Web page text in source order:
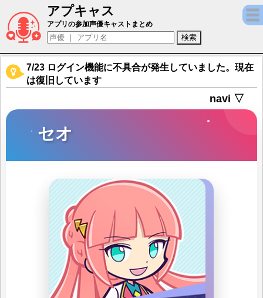
アプキャス
セオ（声優：足立由夏)【ぷよぷよ!!クエスト
アプリの参加声優キャストまとめ
7/23 ログイン機能に不具合が発生していました。現在
は復旧しています
navi ▽
セオ